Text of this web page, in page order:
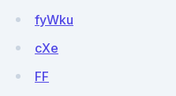
fyWku
cXe
FF